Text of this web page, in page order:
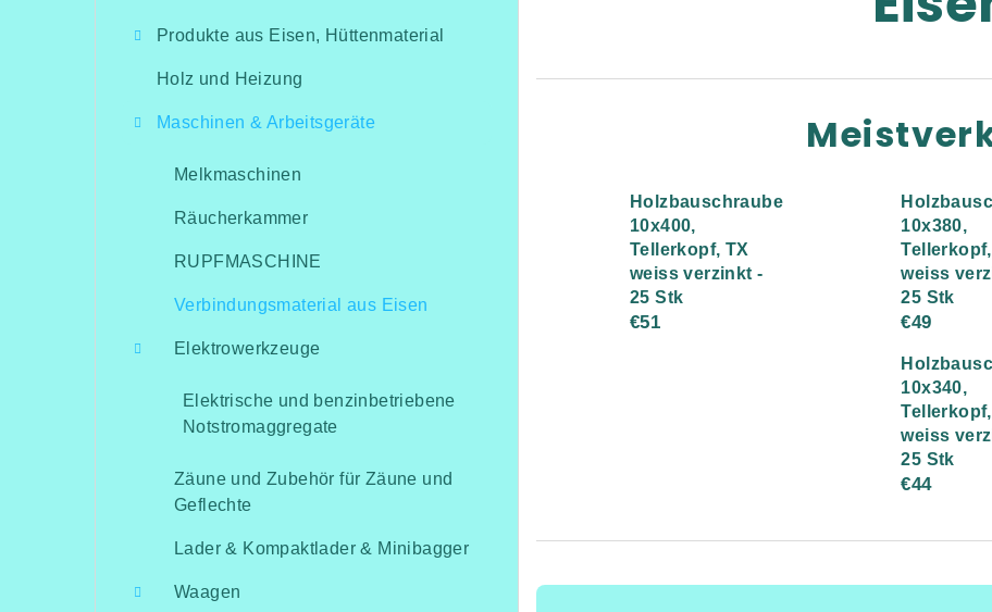
Produkte aus Eisen, Hüttenmaterial
Holz und Heizung
Maschinen & Arbeitsgeräte
Melkmaschinen
Räucherkammer
RUPFMASCHINE
Verbindungsmaterial aus Eisen
Elektrowerkzeuge
Elektrische und benzinbetriebene
Notstromaggregate
Zäune und Zubehör für Zäune und
Geflechte
Lader & Kompaktlader & Minibagger
Waagen
Holzbauschraube
10x400,
Tellerkopf, TX
weiss verzinkt -
25 Stk
€51
10x380,
weiss
25 Stk
€49
10x340,
weiss
25 Stk
€44